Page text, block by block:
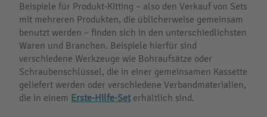
Beispiele für Produkt-Kitting – also den Verkauf von Sets
mit mehreren Produkten, die üblicherweise gemeinsam
benutzt werden – finden sich in den unterschiedlichsten
Waren und Branchen. Beispiele hierfür sind
verschiedene Werkzeuge wie Bohraufsätze oder
Schraubenschlüssel, die in einer gemeinsamen Kassette
geliefert werden oder verschiedene Verbandmaterialien,
die in einem Erste-Hilfe-Seterhältlich sind.